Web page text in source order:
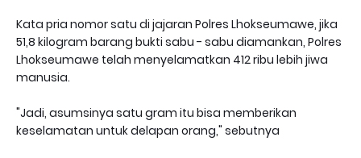
Kata pria nomor satu di jajaran Polres Lhokseumawe, jika
51,8 kilogram barang bukti sabu - sabu diamankan, Polres
Lhokseumawe telah menyelamatkan 412 ribu lebih jiwa
manusia.
"Jadi, asumsinya satu gram itu bisa memberikan
keselamatan untuk delapan orang," sebutnya